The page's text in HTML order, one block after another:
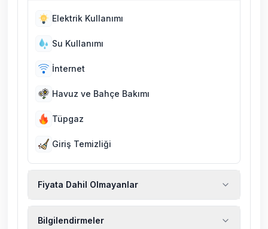
Elektrik Kullanımı
Su Kullanımı
İnternet
Havuz ve Bahçe Bakımı
Tüpgaz
Giriş Temizliği
Fiyata Dahil Olmayanlar
Bilgilendirmeler